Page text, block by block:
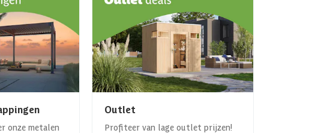
onze metalen
Outlet
Profiteer van lage outlet prijzen!